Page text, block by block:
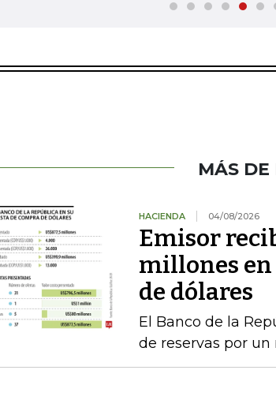
MÁS
HACIENDA 04/08/2026
Emisor
millones
de dólares
El Banco de la
de reservas por